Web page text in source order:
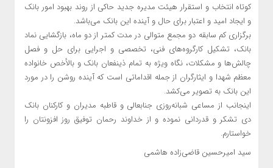
کوتاه انتخاب و استقرار هیئت مدیره جدید حاکی از روند بهبود امور بانک
و ایجاد امید و اعتبار برای حال و آینده این بانک می‌باشد.
برگزاری کم سابقه دو مجمع متوالی در مدت کمتر از دو ماه، بازگشایی نماد
بانک، تشکیل کارگروه‌های فنی، تخصصی و اجرایی برای حل و فصل
چالش‌ها و مشکلات، نگاه ویژه به تمام ذینفعان بانک و بالأخص خانواده
معظم شهدا و ایثارگران از جمله اقداماتی است که آینده روشن را در مورد
این بانک به تصویر می‌کشد.
اینجانب از مساعی شبانه‌روزی جنابعالی و قاطبه مدیران و کارکنان بانک
دی تشکر و قدردانی نموده و از خداوند رحمان توفیق روز افزونتان را
خواستارم.
سید امیرحسین قاضی‌زاده هاشمی